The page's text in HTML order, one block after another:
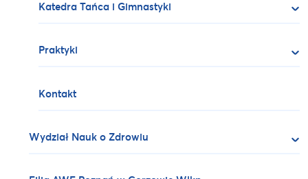
Katedra Tańca i Gimnastyki
Praktyki
Kontakt
Wydział Nauk o Zdrowiu